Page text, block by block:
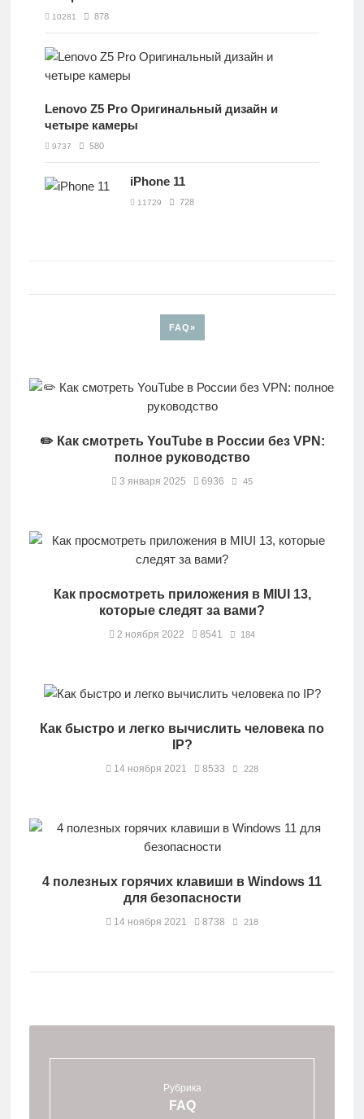
10281 878
Lenovo Z5 Pro Оригинальный дизайн и
четыре камеры
9737 580
iPhone 11
11729 728
FAQ»
✏️ Как смотреть YouTube в России без VPN:
полное руководство
3 января 2025 6936 45
Как просмотреть приложения в MIUI 13,
которые следят за вами?
2 ноября 2022 8541 184
Как быстро и легко вычислить человека по
IP?
14 ноября 2021 8533 228
4 полезных горячих клавиши в Windows 11
для безопасности
14 ноября 2021 8738 218
Рубрика
FAQ